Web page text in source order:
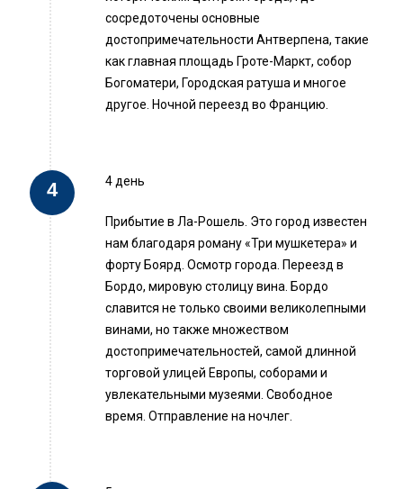
сосредоточены основные
достопримечательности Антверпена, такие
как главная площадь Гроте-Маркт, собор
Богоматери, Городская ратуша и многое
другое. Ночной переезд во Францию.
4 день
Прибытие в Ла-Рошель. Это город известен
нам благодаря роману «Три мушкетера» и
форту Боярд. Осмотр города. Переезд в
Бордо, мировую столицу вина. Бордо
славится не только своими великолепными
винами, но также множеством
достопримечательностей, самой длинной
торговой улицей Европы, соборами и
увлекательными музеями. Свободное
время. Отправление на ночлег.